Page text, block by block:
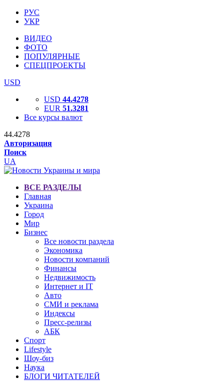
РУС
УКР
ВИДЕО
ФОТО
ПОПУЛЯРНЫЕ
СПЕЦПРОЕКТЫ
USD
USD 44.4278
EUR 51.3281
Все курсы валют
44.4278
Авторизация
Поиск
UA
ВСЕ РАЗДЕЛЫ
Главная
Украина
Город
Мир
Бизнес
Все новости раздела
Экономика
Новости компаний
Финансы
Недвижимость
Интернет и IT
Авто
СМИ и реклама
Индексы
Пресс-релизы
АБК
Спорт
Lifestyle
Шоу-биз
Наука
БЛОГИ ЧИТАТЕЛЕЙ